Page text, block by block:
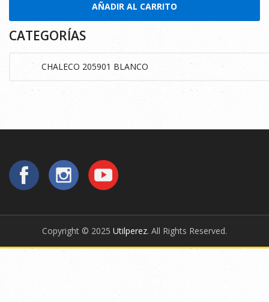
AÑADIR AL CARRITO
CATEGORÍAS
Copyright © 2025 Utilperez. All Rights Reserved.